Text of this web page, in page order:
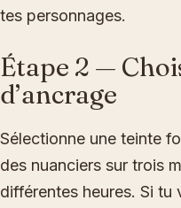
tes personnages.
Étape 2 —
d’ancrage
Sélectionne une teinte
des nuanciers sur trois
différentes heures. Si tu